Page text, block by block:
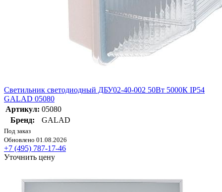
Светильник светодиодный ДБУ02-40-002 50Вт 5000К IP54
GALAD 05080
Артикул: 05080
Бренд:
GALAD
Под заказ
Обновлено 01.08.2026
+7 (495) 787-17-46
Уточнить цену